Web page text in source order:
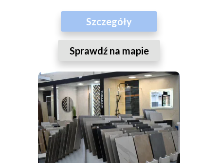
Szczegóły
Sprawdź na mapie